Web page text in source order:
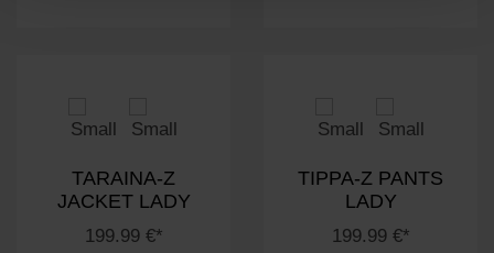
TARAINA-Z
JACKET LADY
199.99 €*
TIPPA-Z PANTS
LADY
199.99 €*